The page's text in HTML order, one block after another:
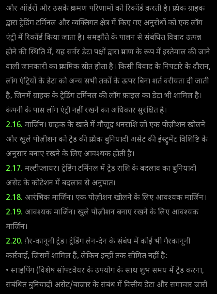
और ऑर्डरों और उसके प्रक्रमण परिणामों को रिकॉर्ड करती है। प्रत्येक ग्राहक
द्वारा ट्रेडिंग टर्मिनल और व्यक्तिगत क्षेत्र में किए गए अनुरोधों को एक लॉग
एंट्री में रिकॉर्ड किया जाता है। समझौते के पालन से संबंधित विवाद उत्पन्न
होने की स्थिति में, यह सर्वर डेटा पक्षों द्वारा प्रमाण के रूप में इस्तेमाल की जाने
वाली जानकारी का प्राथमिक स्रोत होता है। किसी विवाद के निपटारे के दौरान,
लॉग एंट्रियों के डेटा को अन्य सभी तर्कों के ऊपर बिना शर्त वरीयता दी जाती
है, जिनमें ग्राहक के ट्रेडिंग टर्मिनल की लॉग फ़ाइल का डेटा भी शामिल है।
कंपनी के पास लॉग एंट्री नहीं रखने का अधिकार सुरक्षित है।
2.16. मार्जिन। ग्राहक के खाते में मौजूद धनराशि जो एक पोज़ीशन खोलने
और खुले पोज़ीशन को ट्रेड की प्रत्येक बुनियादी असेट की इंस्ट्रुमेंट विशिष्टि के
अनुसार बनाए रखने के लिए आवश्यक होती है।
2.17. मल्टीप्लायर। ट्रेडिंग टर्मिनल में ट्रेड राशि के बदलाव का बुनियादी
असेट के कोटेशन में बदलाव से अनुपात।
2.18. आरंभिक मार्जिन। एक पोज़ीशन खोलने के लिए आवश्यक मार्जिन।
2.19. आवश्यक मार्जिन। खुले पोज़ीशन बनाए रखने के लिए आवश्यक
मार्जिन।
2.20. ग़ैर-कानूनी ट्रेड। ट्रेडिंग लेन-देन के संबंध में कोई भी गैरकानूनी
कार्रवाई, जिसमें शामिल हैं, लेकिन इन्हीं तक सीमित नहीं है:
• स्नाइपिंग (विशेष सॉफ्टवेयर के उपयोग के साथ शुभ समय में ट्रेड करना,
संबंधित बुनियादी असेट/बाजार के संबंध में वित्तीय डेटा और समाचार जारी